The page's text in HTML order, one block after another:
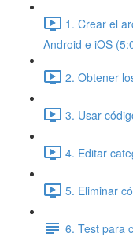
1. Crear el
Android e iOS
2. Obtener
3. Usar
4. Editar
5. Eliminar
6. Test para